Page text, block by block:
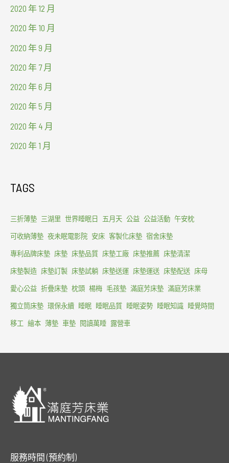
2020 年 12 月
2020 年 10 月
2020 年 9 月
2020 年 7 月
2020 年 6 月
2020 年 5 月
2020 年 4 月
2020 年 1 月
TAGS
三折薄墊 三湖里 世界睡眠日 五月天 公益 公益活動 午安枕
可收納薄墊 夜未眠電影院 安床 客製化床墊 宿舍床墊
專利品牌床墊 床墊 床墊品質 床墊工廠 床墊推薦 床墊清潔
床墊製造 床墊訂製 床墊試躺 床墊送運 床墊運送 床墊配送 床母
愛心公益 折疊床墊 枕頭 楊梅 毛孩墊 滿庭芳床墊 滿庭芳床業
獨立筒床墊 環保永續 睡眠 睡眠品質 睡眠姿勢 睡眠知識 睡覺時間
移工 繪本 薄墊 車墊 閱讀萬睡 露營車
服務時間 (預約制)